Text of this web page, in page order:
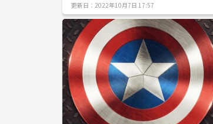
更新日：2022年10月7日 17:57